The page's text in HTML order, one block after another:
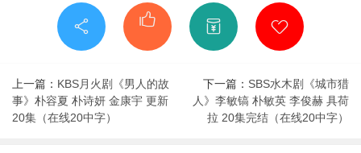
上一篇： KBS月火剧《男人的故
事》朴容夏 朴诗妍 金康宇 更新
20集（在线20中字）
下一篇： SBS水木剧《城市猎
人》李敏镐 朴敏英 李俊赫 具荷
拉 20集完结（在线20中字）